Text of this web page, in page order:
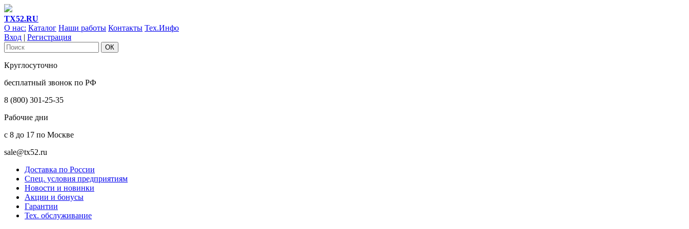
ТХ52.RU
О нас: Каталог Наши работы Контакты Тех.Инфо
Вход | Регистрация
Круглосуточно
бесплатный звонок по РФ
8 (800) 301-25-35
Рабочие дни
с 8 до 17 по Москве
sale@tx52.ru
Доставка по России
Спец. условия предприятиям
Новости и новинки
Акции и бонусы
Гарантии
Тех. обслуживание